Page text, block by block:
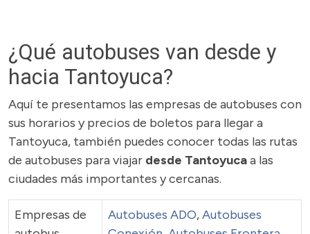
¿Qué autobuses van desde y
hacia Tantoyuca?
Aquí te presentamos las empresas de autobuses con
sus horarios y precios de boletos para llegar a
Tantoyuca, también puedes conocer todas las rutas
de autobuses para viajar desde Tantoyucaa las
ciudades más importantes y cercanas.
Empresas de
Autobuses ADO,Autobuses